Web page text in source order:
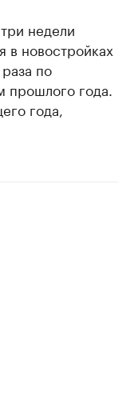
недели
в новостройках
по
года.
года,